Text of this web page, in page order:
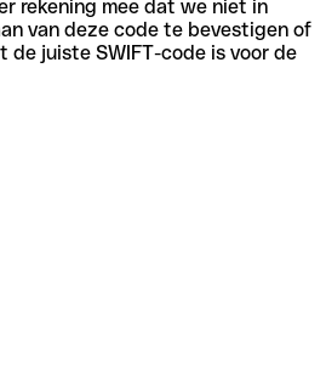
rekening mee dat we niet in
van deze code te bevestigen of
de juiste SWIFT-code is voor de